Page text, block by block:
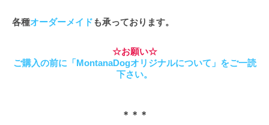
各種オーダーメイド も承っております。
☆お願い☆
ご購入の前に「MontanaDogオリジナルについて」をご一読
下さい。
＊＊＊